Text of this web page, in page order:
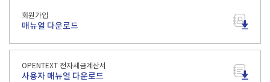
회원가입
매뉴얼 다운로드
OPENTEXT 전자세금계산서
사용자 매뉴얼 다운로드